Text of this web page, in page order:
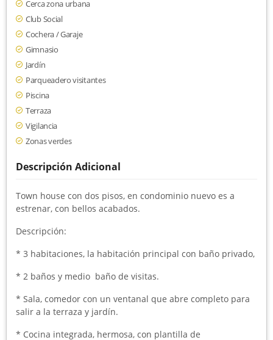
Cerca zona urbana
Club Social
Cochera / Garaje
Gimnasio
Jardín
Parqueadero visitantes
Piscina
Terraza
Vigilancia
Zonas verdes
Descripción Adicional
Town house con dos pisos, en condominio nuevo es a
estrenar, con bellos acabados.
Descripción:
* 3 habitaciones, la habitación principal con baño privado,
* 2 baños y medio baño de visitas.
* Sala, comedor con un ventanal que abre completo para
salir a la terraza y jardín.
* Cocina integrada, hermosa, con plantilla de